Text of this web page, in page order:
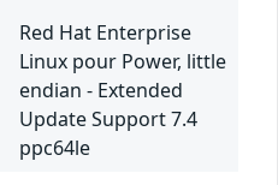
Red Hat Enterprise
Linux pour Power, little
endian - Extended
Update Support 7.4
ppc64le